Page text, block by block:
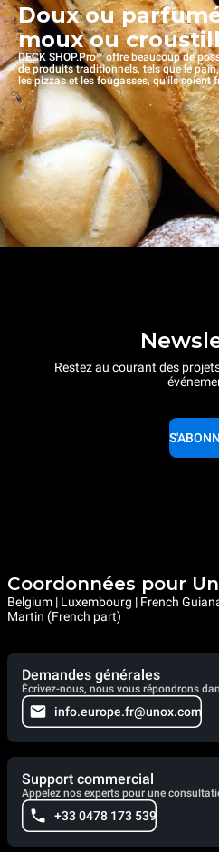
Doux ou
moux ou
DECK SHOP.Pro™ offre beaucoup de
de produits traditionnels, tels que le
les pizzas et les fougasses, qu'ils soient
Restez au courant des
Coordonnées pour
Belgium | Luxembourg | French
Martin (French part)
Demandes générales
Écrivez-nous, nous vous répondrons
info.europe.fr@unox.com
Support commercial
Appelez nos experts pour une
+33 0478 173 539